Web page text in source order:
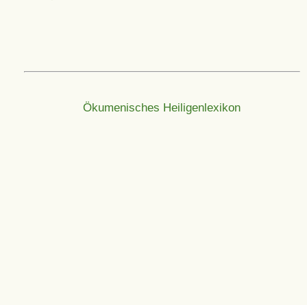
Ökumenisches Heiligenlexikon